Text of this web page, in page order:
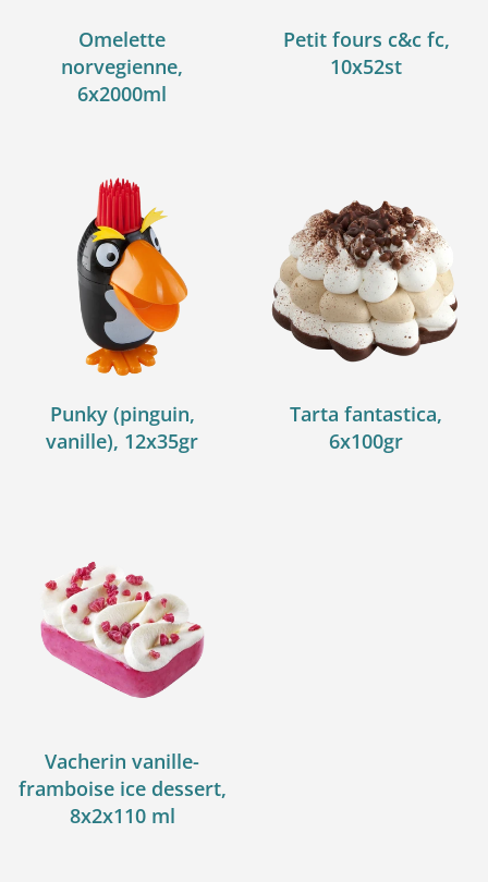
Omelette
norvegienne,
6x2000ml
Petit fours c&c fc,
10x52st
Punky (pinguin,
vanille), 12x35gr
Tarta fantastica,
6x100gr
Vacherin vanille-
framboise ice dessert,
8x2x110 ml